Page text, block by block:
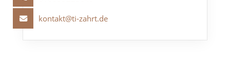
kontakt@ti-zahrt.de